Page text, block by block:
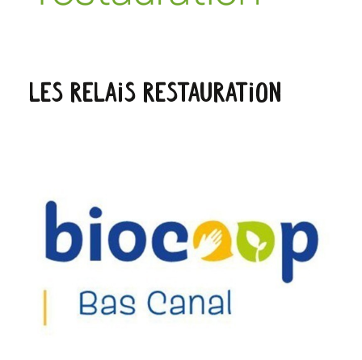
Les Relais restauration